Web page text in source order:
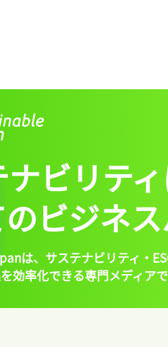
ナビリテ
のビジネ
は、 サステナビリティ・
効率化できる専門メディア